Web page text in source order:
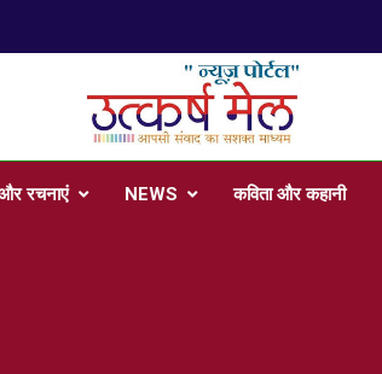
Mail
रचनाएं NEWS कविता और कहानी